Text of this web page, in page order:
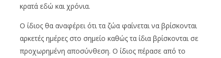
κρατά εδώ και χρόνια.
Ο ίδιος θα αναφέρει ότι τα ζώα φαίνεται να βρίσκονται
αρκετές ημέρες στο σημείο καθώς τα ίδια βρίσκονται σε
προχωρημένη αποσύνθεση. Ο ίδιος πέρασε από το